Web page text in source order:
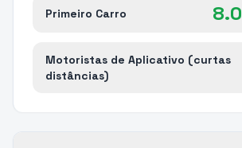
Primeiro Carro 8.0
Motoristas de Aplicativo (curtas
distâncias)